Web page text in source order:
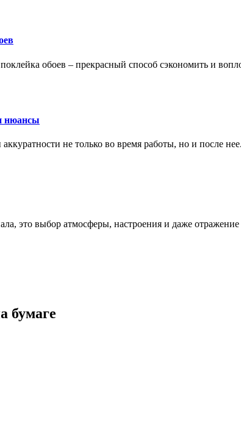
обоев – прекрасный способ сэкономить и
нюансы
не только во время работы, но и после нее.
это выбор атмосферы, настроения и даже
бумаге